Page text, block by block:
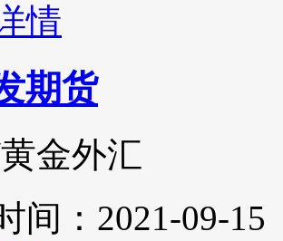
情
期货
金外汇
间：2021-09-15